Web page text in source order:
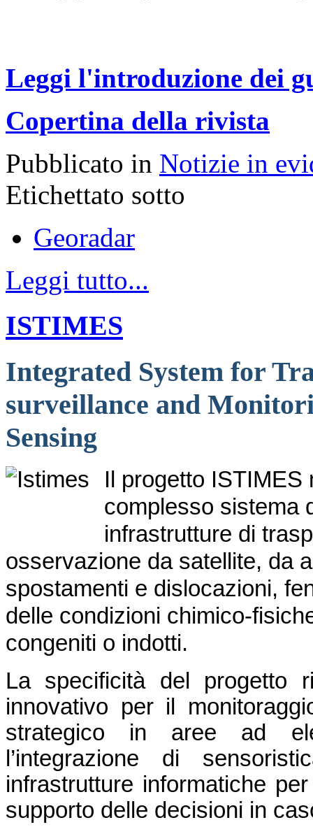
Leggi l'introduzione dei
Copertina della rivista
Pubblicato in Notizie in
Etichettato sotto
Georadar
Leggi tutto...
ISTIMES
Integrated System for
surveillance and
Sensing
Il progetto ISTIMES
complesso sistema
infrastrutture di
osservazione da satellite, da
spostamenti e dislocazioni,
delle condizioni chimico-
congeniti o indotti.
La specificità del progetto
innovativo per il
strategico in aree ad
l’integrazione di
infrastrutture informatiche
supporto delle decisioni in